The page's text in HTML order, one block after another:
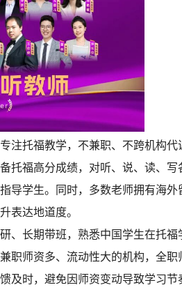
注托福教学，不兼职、不跨机构代
托福高分成绩，对听、说、读、写
导学生。同时，多数老师拥有海外
表达地道度。
、长期带班，熟悉中国学生在托福
职师资多、流动性大的机构，全职
及时，避免因师资变动导致学习节